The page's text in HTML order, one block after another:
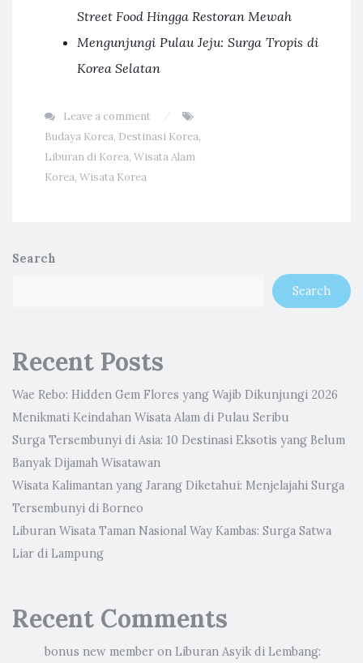
Street Food Hingga Restoran Mewah
Mengunjungi Pulau Jeju: Surga Tropis di
Korea Selatan
Leave a comment
Budaya Korea, Destinasi Korea,
Liburan di Korea, Wisata Alam
Korea, Wisata Korea
Search
Search
Recent Posts
Wae Rebo: Hidden Gem Flores yang Wajib Dikunjungi 2026
Menikmati Keindahan Wisata Alam di Pulau Seribu
Surga Tersembunyi di Asia: 10 Destinasi Eksotis yang Belum
Banyak Dijamah Wisatawan
Wisata Kalimantan yang Jarang Diketahui: Menjelajahi Surga
Tersembunyi di Borneo
Liburan Wisata Taman Nasional Way Kambas: Surga Satwa
Liar di Lampung
Recent Comments
bonus new member on Liburan Asyik di Lembang: